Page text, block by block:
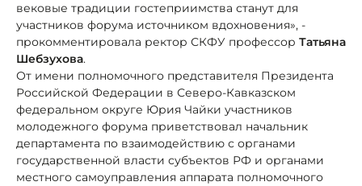
вековые традиции гостеприимства станут для
участников форума источником вдохновения», -
прокомментировала ректор СКФУ профессор Татьяна
Шебзухова.
От имени полномочного представителя Президента
Российской Федерации в Северо-Кавказском
федеральном округе Юрия Чайки участников
молодежного форума приветствовал начальник
департамента по взаимодействию с органами
государственной власти субъектов РФ и органами
местного самоуправления аппарата полномочного